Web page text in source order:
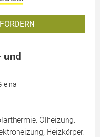
und
Ölheizung,
Heizkörper,